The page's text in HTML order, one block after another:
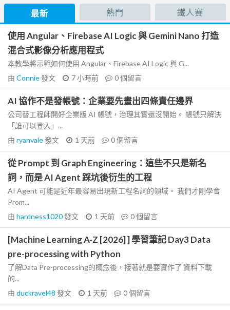
最新 熱門 鐵人賽
使用 Angular、Firebase AI Logic 與 Gemini Nano 打造
混合式影像分析應用程式
本教學將示範如何使用 Angular、Firebase AI Logic 與 G...
由 Connie發文 7 小時前 0個留言
AI 協作不是發帳號：企業要先畫出四條責任邊界
公司替工程師開好企業版 AI 帳號，治理其實還沒開始。 帳號只解決
「誰可以登入」...
由 ryanvale發文 1 天前 0個留言
從 Prompt 到 Graph Engineering：這些不只是新名
詞，而是 AI Agent 踩坑後衍生的工程
AI Agent 可能是近年最容易出現新工程名詞的領域。 我們才剛學會
Prom...
由 hardness1020發文 1 天前 0個留言
[Machine Learning A-Z [2026] ] 學習筆記 Day3 Data
pre-processing with Python
了解Data Pre-processing的概念後，接著就是要實作了 資料下載
的...
由 duckravel48 發文 1 天前 0個留言